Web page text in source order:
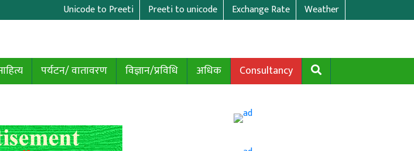
Unicode to Preeti Preeti to unicode Exchange Rate Weather
पर्यटन/ वातावरण विज्ञान/प्रविधि अधिक Consultancy